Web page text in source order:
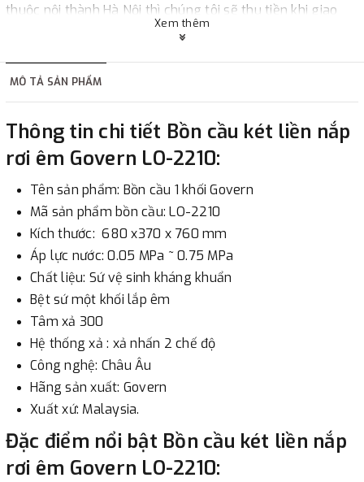
thuộc nội thành Hà Nội thì chúng tôi sẽ thu tiền khi giao
hàng hoặc khách hàng đặt tiền trước một phần giá trị đơn
2. Thanh toán trực tiếp tại :
- Showroom Thanh HươngĐịa chỉ : 23 phố Cát Linh,
phường Cát Linh, quận Đống Đa, Hà Nội.
3. Chuyển khoản qua ngân hàng
- Nếu địa điểm giao hàng khác với địa điểm thanh toán
hoặc với những đơn đặt hàng ngoài nội thành Hà Nội.
Chúng tôi sẽ thu tiền trước 100% giá trị hàng + phí vận
chuyển theo cước phí tính trong chính sách vận chuyển
bằng phương thức chuyển khoản trước khi giao hàng.
- Sau khi có thông tin xác thực đã chuyển tiền của quý
khách, chúng tôi sẽ thực hiện đơn hàng theo yêu cầu.
Xem thêm
MÔ TẢ SẢN PHẨM
Thông tin chi tiết Bồn cầu két liền nắp
rơi êm Govern LO-2210:
Tên sản phẩm: Bồn cầu 1 khối Govern
Mã sản phẩm bồn cầu: LO-2210
Kích thước: 680 x370 x 760 mm
Áp lực nước: 0.05 MPa ~ 0.75 MPa
Chất liệu: Sứ vệ sinh kháng khuẩn
Bệt sứ một khối lắp êm
Tâm xả 300
Hệ thống xả : xả nhấn 2 chế độ
Công nghệ: Châu Âu
Hãng sản xuất: Govern
Xuất xứ: Malaysia.
Đặc điểm nổi bật Bồn cầu két liền nắp
rơi êm Govern LO-2210: